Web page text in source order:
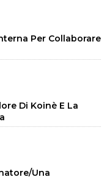
Per Collaborare
Di Koinè E La
una